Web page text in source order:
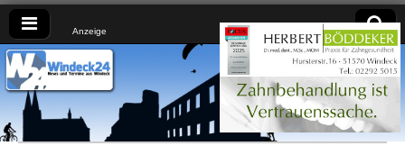
Anzeige
Windeck24
Nachrichten
aus dem
Ländchen
für das
Ländchen